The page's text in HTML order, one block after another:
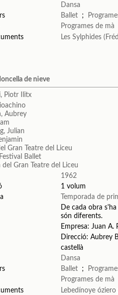
Dansa
Ballet ;
Programes de mà
Les Sylphides
de nieve
Piotr Ilitx
Aubrey
Julian
Gran Teatre del Liceu
Ballet
Gran Teatre del Liceu
1962
1 volum
Temporada de
De cada obra
són diferents.
Empresa: Juan A.
Direcció: Aubrey
castellà
Dansa
Ballet ;
Programes de mà
Lebedínoye óziero